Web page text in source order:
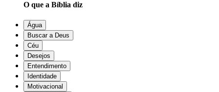
O que a Bíblia diz
Água
Buscar a Deus
Céu
Desejos
Entendimento
Identidade
Motivacional